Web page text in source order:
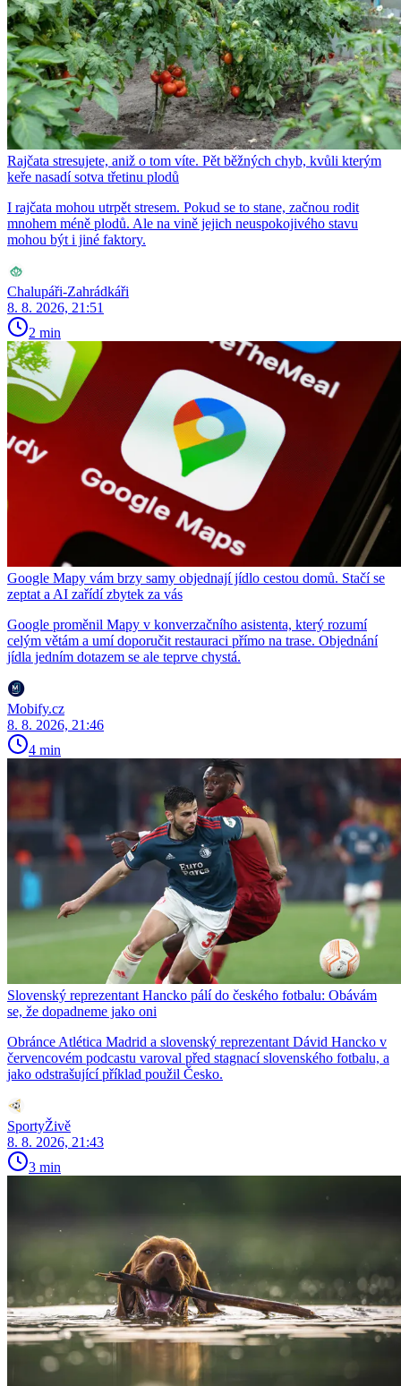
Rajčata stresujete, aniž o tom víte. Pět běžných chyb, kvůli kterým
keře nasadí sotva třetinu plodů
I rajčata mohou utrpět stresem. Pokud se to stane, začnou rodit
mnohem méně plodů. Ale na vině jejich neuspokojivého stavu
mohou být i jiné faktory.
Chalupáři-Zahrádkáři
8. 8. 2026, 21:51
2 min
Google Mapy vám brzy samy objednají jídlo cestou domů. Stačí se
zeptat a AI zařídí zbytek za vás
Google proměnil Mapy v konverzačního asistenta, který rozumí
celým větám a umí doporučit restauraci přímo na trase. Objednání
jídla jedním dotazem se ale teprve chystá.
Mobify.cz
8. 8. 2026, 21:46
4 min
Slovenský reprezentant Hancko pálí do českého fotbalu: Obávám
se, že dopadneme jako oni
Obránce Atlética Madrid a slovenský reprezentant Dávid Hancko v
červencovém podcastu varoval před stagnací slovenského fotbalu, a
jako odstrašující příklad použil Česko.
SportyŽivě
8. 8. 2026, 21:43
3 min